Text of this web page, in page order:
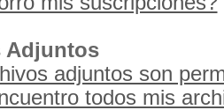
Adjuntos
adjuntos son
todos mis